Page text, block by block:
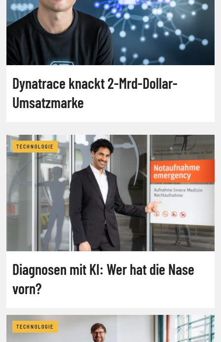
Dynatrace knackt 2-Mrd-Dollar-
Umsatzmarke
TECHNOLOGIE
Diagnosen mit KI: Wer hat die Nase
vorn?
TECHNOLOGIE